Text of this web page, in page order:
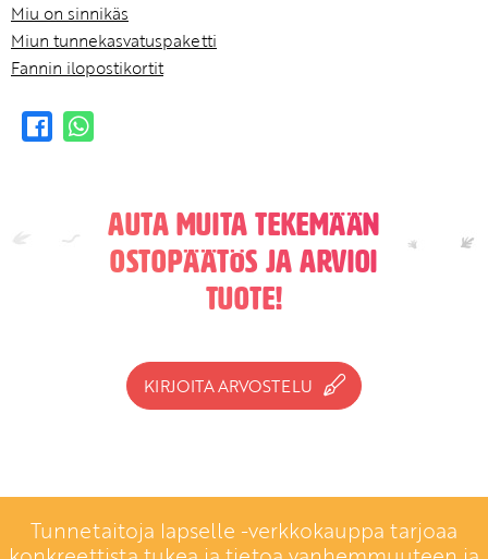
Miu on sinnikäs
Miun tunnekasvatuspaketti
Fannin ilopostikortit
Auta muita tekemään
ostopäätös ja arvioi
tuote!
KIRJOITA ARVOSTELU
Tunnetaitoja lapselle -verkkokauppa tarjoaa